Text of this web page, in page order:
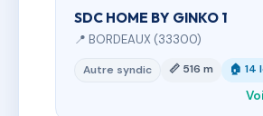
SDC HOME BY GINKO 1
📍 BORDEAUX (33300)
Autre syndic 📏 516 m 🏠 14